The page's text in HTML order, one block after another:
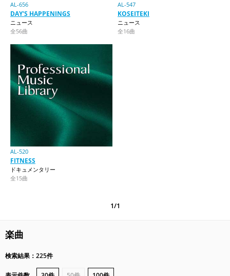
AL-656
DAY'S HAPPENINGS
ニュース
全56曲
AL-547
KOSEITEKI
ニュース
全16曲
AL-520
FITNESS
ドキュメンタリー
全15曲
1/1
楽曲
検索結果：225件